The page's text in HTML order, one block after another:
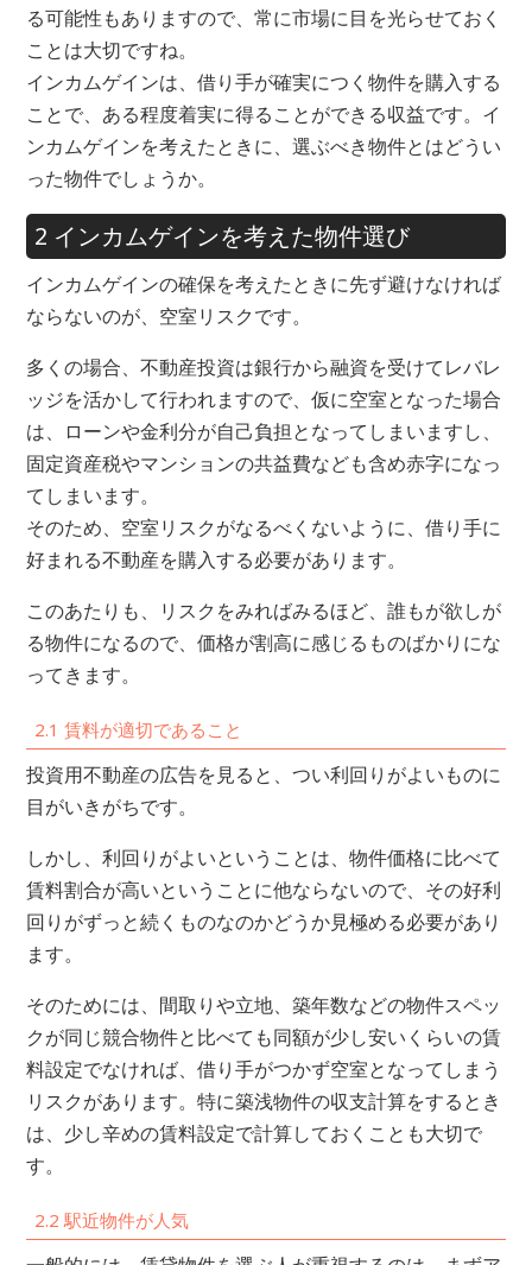
る可能性もありますので、常に市場に目を光らせておく
ことは大切ですね。
インカムゲインは、借り手が確実につく物件を購入する
ことで、ある程度着実に得ることができる収益です。イ
ンカムゲインを考えたときに、選ぶべき物件とはどうい
った物件でしょうか。
2 インカムゲインを考えた物件選び
インカムゲインの確保を考えたときに先ず避けなければ
ならないのが、空室リスクです。
多くの場合、不動産投資は銀行から融資を受けてレバレ
ッジを活かして行われますので、仮に空室となった場合
は、ローンや金利分が自己負担となってしまいますし、
固定資産税やマンションの共益費なども含め赤字になっ
てしまいます。
そのため、空室リスクがなるべくないように、借り手に
好まれる不動産を購入する必要があります。
このあたりも、リスクをみればみるほど、誰もが欲しが
る物件になるので、価格が割高に感じるものばかりにな
ってきます。
2.1 賃料が適切であること
投資用不動産の広告を見ると、つい利回りがよいものに
目がいきがちです。
しかし、利回りがよいということは、物件価格に比べて
賃料割合が高いということに他ならないので、その好利
回りがずっと続くものなのかどうか見極める必要があり
ます。
そのためには、間取りや立地、築年数などの物件スペッ
クが同じ競合物件と比べても同額が少し安いくらいの賃
料設定でなければ、借り手がつかず空室となってしまう
リスクがあります。特に築浅物件の収支計算をするとき
は、少し辛めの賃料設定で計算しておくことも大切で
す。
2.2 駅近物件が人気